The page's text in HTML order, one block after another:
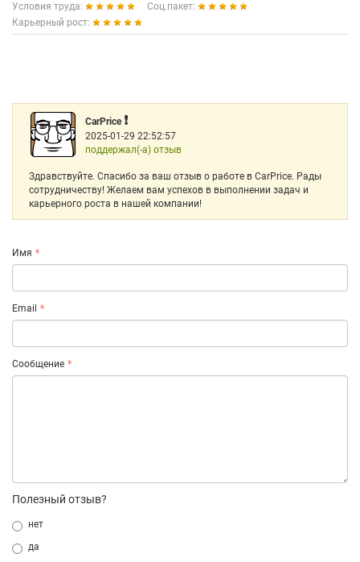
Условия труда:
Соц.пакет:
Карьерный рост:
CarPrice ❗️
2025-01-29 22:52:57
поддержал(-а) отзыв
Здравствуйте. Спасибо за ваш отзыв о работе в CarPrice. Рады
сотрудничеству! Желаем вам успехов в выполнении задач и
карьерного роста в нашей компании!
Имя
Email
Сообщение
Полезный отзыв?
нет
да